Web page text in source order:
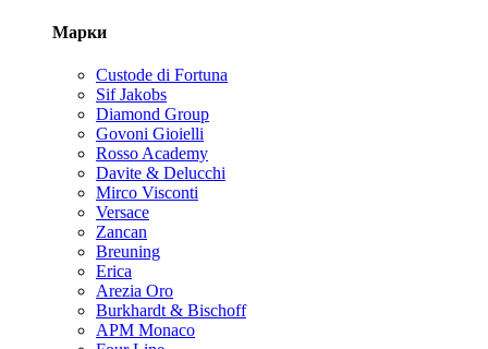
Марки
Custode di Fortuna
Sif Jakobs
Diamond Group
Govoni Gioielli
Rosso Academy
Davite & Delucchi
Mirco Visconti
Versace
Zancan
Breuning
Erica
Arezia Oro
Burkhardt & Bischoff
APM Monaco